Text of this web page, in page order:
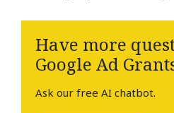
Have more
Google Ad
Ask our free AI chatbot.